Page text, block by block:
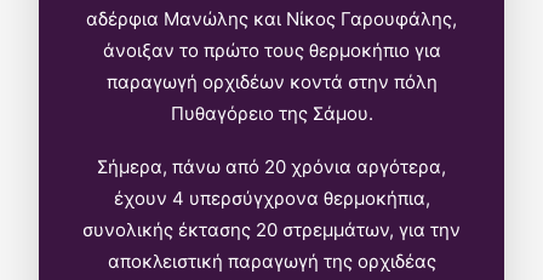
αδέρφια Μανώλης και Νίκος Γαρουφάλης,
άνοιξαν το πρώτο τους θερμοκήπιο για
παραγωγή ορχιδέων κοντά στην πόλη
Πυθαγόρειο της Σάμου.
Σήμερα, πάνω από 20 χρόνια αργότερα,
έχουν 4 υπερσύγχρονα θερμοκήπια,
συνολικής έκτασης 20 στρεμμάτων, για την
αποκλειστική παραγωγή της ορχιδέας